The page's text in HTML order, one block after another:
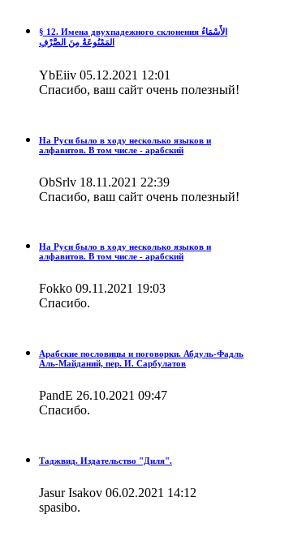
§ 12. Имена двухпадежного склонения الأَسْمَاءُ
المَمْنُوعَةُ مِنَ الصَّرْفِ
YbEiiv 05.12.2021 12:01
Спасибо, ваш сайт очень полезный!
На Руси было в ходу несколько языков и
алфавитов. В том числе - арабский
ОbSrlv 18.11.2021 22:39
Спасибо, ваш сайт очень полезный!
На Руси было в ходу несколько языков и
алфавитов. В том числе - арабский
Fokko 09.11.2021 19:03
Спасибо.
Арабские пословицы и поговорки. Абдуль-Фадль
Аль-Майданий, пер. И. Сарбулатов
PandE 26.10.2021 09:47
Спасибо.
Таджвид. Издательство "Диля".
Jasur Isakov 06.02.2021 14:12
spasibo.